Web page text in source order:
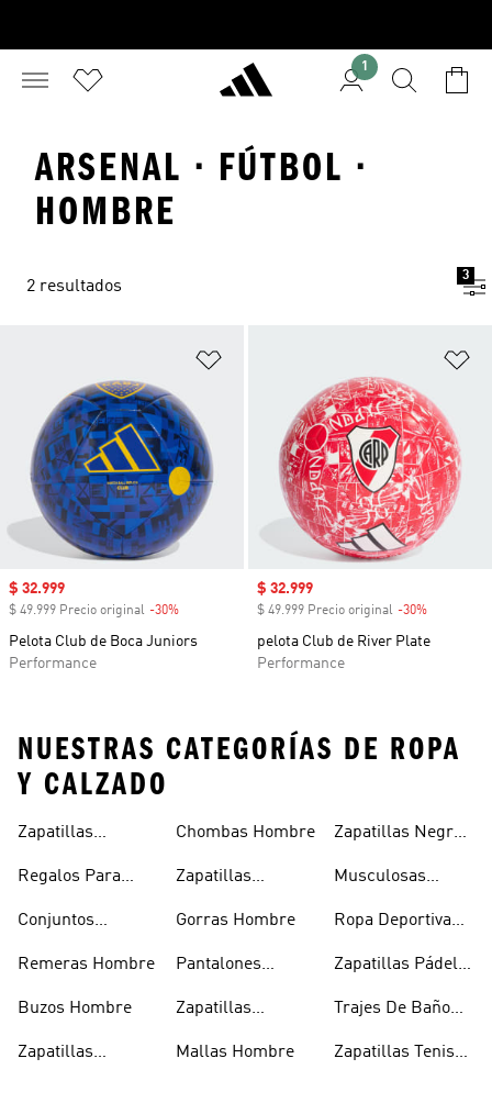
1
ARSENAL · FÚTBOL ·
HOMBRE
2 resultados
3
Precio de venta
$ 32.999
$ 49.999 Precio original -30%
Pelota Club de Boca Juniors
Performance
Precio de venta
$ 32.999
$ 49.999 Precio original -30%
pelota Club de River Plate
Performance
NUESTRAS CATEGORÍAS DE ROPA
Y CALZADO
Zapatillas
Regalos Para
Conjuntos
Hombre
Remeras Hombre
Buzos Hombre
Zapatillas
Hombre
Chombas Hombre
Zapatillas
Gorras Hombre
Pantalones
Hombre
Zapatillas
Mallas Hombre
Zapatillas Negras
Musculosas
Ropa Deportiva
Zapatillas Pádel
Trajes De Baño
Zapatillas Tenis